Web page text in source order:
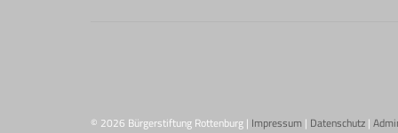
© 2026 Bürgerstiftung Rottenburg | Impressum | Datenschutz |